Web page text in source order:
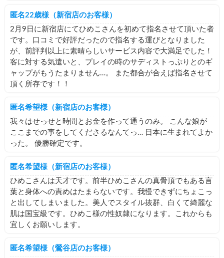
匿名22歳様（新宿店のお客様）
2月9日に新宿店にてひめこさんを初めて指名させて頂いた者
です。口コミで好評だったので指名する運びとなりました
が、前評判以上に素晴らしいサービス内容で大満足でした！
客に対する気遣いと、プレイの時のサディストっぷりとのギ
ャップがもうたまりません…。 また都合が合えば指名させて
頂く所存です！！
匿名希望様（新宿店のお客様）
我々はせっせと時間とお金を作って通うのみ。 こんな娘が
ここまでの事をしてくださるなんてっ… 日本に生まれてよか
った。 優勝確定です。
匿名希望様（新宿店のお客様）
ひめこさんは天才です。前半ひめこさんの真骨頂でもある言
葉と身体への責めはたまらないです。我慢できずにちょこっ
と出してしまいました。美人でスタイル抜群、白くて綺麗な
肌は国宝級です。ひめこ様の性奴隷になります。これからも
宜しくお願いします。
匿名希望様（鶯谷店のお客様）